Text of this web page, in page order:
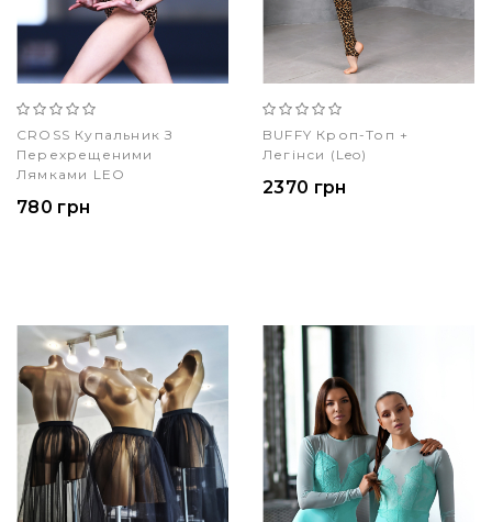
CROSS Купальник З
Перехрещеними
Лямками LEO
780 грн
BUFFY Кроп-Топ +
Легінси (leo)
2370 грн